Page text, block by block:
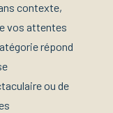
contexte,
vos attentes
répond
ou de